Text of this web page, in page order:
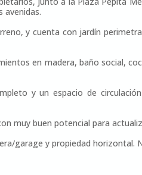
avenidas.
y cuenta con jardín
en madera, baño social,
y un espacio de
muy buen potencial para
garage y propiedad horizontal.